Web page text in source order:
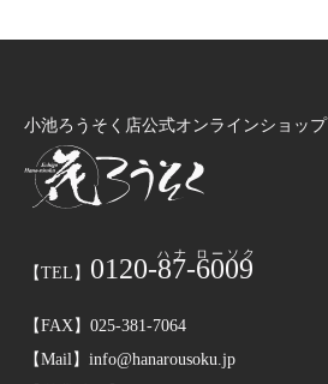
小池ろうそく店公式オンラインショップ
【TEL】 0120-87-6009
【FAX】025-381-7064
【Mail】info@hanarousoku.jp